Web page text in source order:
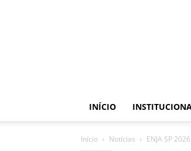
INÍCIO
Início Notícias ENJA SP